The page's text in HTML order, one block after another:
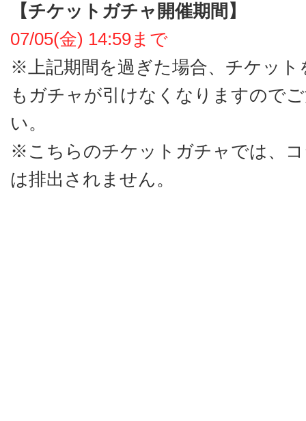
【チケットガチャ開催期間】
07/05(金) 14:59まで
※上記期間を過ぎた場合、チケット
もガチャが引けなくなりますので
い。
※こちらのチケットガチャでは、
は排出されません。